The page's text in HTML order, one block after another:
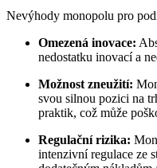
Nevýhody monopolu pro
Omezená inovace:
nedostatku inovací a
Možnost zneužití:
svou silnou pozici na
praktik, což může
Regulační rizika:
intenzivní regulace ze